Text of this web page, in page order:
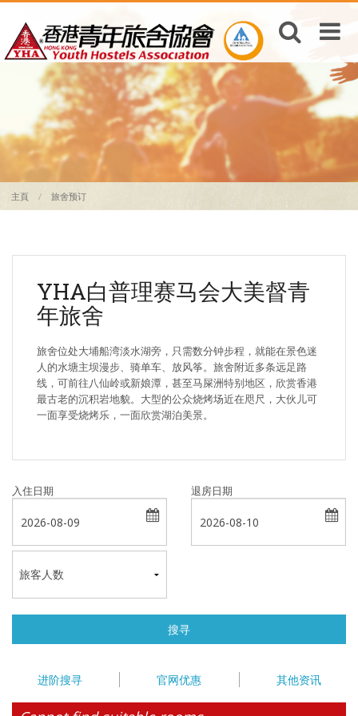
主頁 旅舍预订
YHA白普理赛马会大美督青
年旅舍
旅舍位处大埔船湾淡水湖旁，只需数分钟步程，就能在景色迷
人的水塘主坝漫步、骑单车、放风筝。旅舍附近多条远足路
线，可前往八仙岭或新娘潭，甚至马屎洲特别地区，欣赏香港
最古老的沉积岩地貌。大型的公众烧烤场近在咫尺，大伙儿可
一面享受烧烤乐，一面欣赏湖泊美景。
入住日期 退房日期
搜寻
进阶搜寻 官网优惠 其他资讯